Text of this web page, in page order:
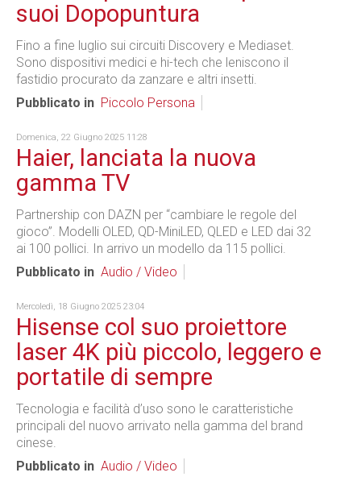
suoi Dopopuntura
Fino a fine luglio sui circuiti Discovery e Mediaset.
Sono dispositivi medici e hi-tech che leniscono il
fastidio procurato da zanzare e altri insetti.
Pubblicato in Piccolo Persona
Domenica, 22 Giugno 2025 11:28
Haier, lanciata la nuova
gamma TV
Partnership con DAZN per “cambiare le regole del
gioco”. Modelli OLED, QD-MiniLED, QLED e LED dai 32
ai 100 pollici. In arrivo un modello da 115 pollici.
Pubblicato in Audio / Video
Mercoledì, 18 Giugno 2025 23:04
Hisense col suo proiettore
laser 4K più piccolo, leggero e
portatile di sempre
Tecnologia e facilità d’uso sono le caratteristiche
principali del nuovo arrivato nella gamma del brand
cinese.
Pubblicato in Audio / Video